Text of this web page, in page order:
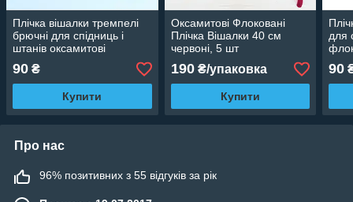
Плічка вішалки тремпелі
брючні для спідниць і
штанів оксамитові
(флоковані) з прищіпками
сині, 33 см
90 ₴
Купити
Оксамитові Флоковані
Плічка Вішалки 40 см
червоні, 5 шт
190₴/упаковка
Купити
для
90
Про нас
96% позитивних з 55 відгуків за рік